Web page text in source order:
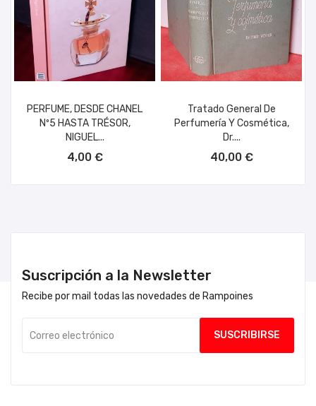
PERFUME, DESDE CHANEL
Nº5 HASTA TRÉSOR,
NIGUEL...
4,00 €
Tratado General De
Perfumería Y Cosmética,
Dr....
40,00 €
Suscripción a la Newsletter
Recibe por mail todas las novedades de Rampoines